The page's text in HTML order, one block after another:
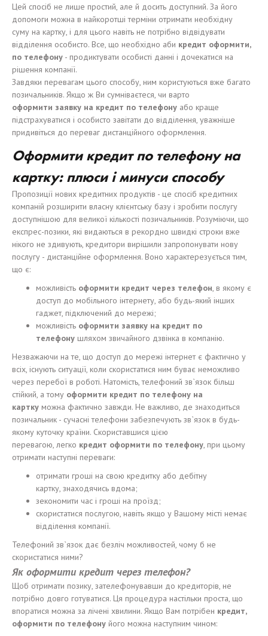
Цей спосіб не лише простий, але й досить доступний. За його
допомоги можна в найкоротші терміни отримати необхідну
суму на картку, і для цього навіть не потрібно відвідувати
відділення особисто. Все, що необхідно аби кредит оформити,
по телефону - продиктувати особисті данні і дочекатися на
рішення компанії.
Завдяки перевагам цього способу, ним користуються вже багато
позичальників. Якщо ж Ви сумніваєтеся, чи варто
оформити заявку на кредит по телефону або краще
підстрахуватися і особисто завітати до відділення, уважніше
придивіться до переваг дистанційного оформлення.
Оформитикредит по телефону на
картку: плюси іминуси способу
Пропозиції нових кредитних продуктів - це спосіб кредитних
компаній розширити власну клієнтську базу і зробити послугу
доступнішою для великої кількості позичальників. Розуміючи, що
експрес-позики, які видаються в рекордно швидкі строки вже
нікого не здивують, кредитори вирішили запропонувати нову
послугу - дистанційне оформлення. Воно характерезується тим,
що є:
можливість оформити кредит через телефон, в якому є
доступ до мобільного інтернету, або будь-який інших
гаджет, підключений до мережі;
можливість оформити заявку на кредит по
телефону шляхом звичайного дзвінка в компанію.
Незважаючи на те, що доступ до мережі інтернет є фактично у
всіх, існують ситуації, коли скористатися ним буває неможливо
через перебої в роботі. Натомість, телефоний зв`язок більш
стійкий, а тому оформити кредит по телефону на
картку можна фактично завжди. Не важливо, де знаходиться
позичальник - сучасні телефони забезпечують зв`язок в будь-
якому куточку країни. Скориставшися цією
перевагою, легко кредит оформити по телефону, при цьому
отримати наступні переваги:
отримати гроші на свою кредитку або дебітну
картку, знаходячись вдома;
зекономити час і гроші на проїзд;
скористатися послугою, навіть якщо у Вашому місті немає
відділення компанії.
Телефоний зв`язок дає безліч можливостей, чому б не
скористатися ними?
Як оформити кредит через телефон?
Щоб отримати позику, зателефонувавши до кредиторів, не
потрібно довго готуватися. Ця процедура настільки проста, що
впоратися можна за лічені хвилини. Якщо Вам потрібен кредит,
оформити по телефону його можна наступним чином: